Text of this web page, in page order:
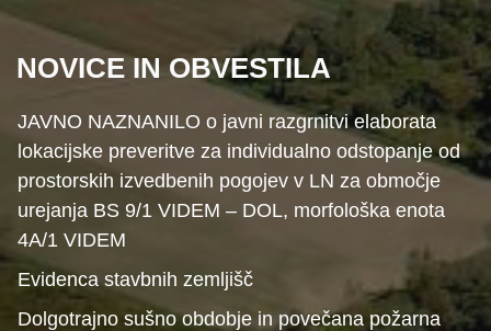
NOVICE IN OBVESTILA
JAVNO NAZNANILO o javni razgrnitvi elaborata
lokacijske preveritve za individualno odstopanje od
prostorskih izvedbenih pogojev v LN za območje
urejanja BS 9/1 VIDEM – DOL, morfološka enota
4A/1 VIDEM
Evidenca stavbnih zemljišč
Dolgotrajno sušno obdobje in povečana požarna